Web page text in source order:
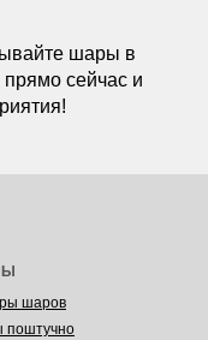
шары в
сейчас и
шаров
поштучно